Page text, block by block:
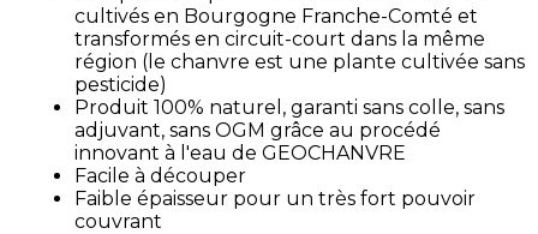
cultivés en Bourgogne Franche-Comté et
transformés en circuit-court dans la même
région (le chanvre est une plante cultivée sans
pesticide)
Produit 100% naturel, garanti sans colle, sans
adjuvant, sans OGM grâce au procédé
innovant à l'eau de GEOCHANVRE
Facile à découper
Faible épaisseur pour un très fort pouvoir
couvrant